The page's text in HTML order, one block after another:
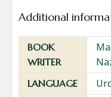
Additional
BOOK
WRITER
LANGUAGE